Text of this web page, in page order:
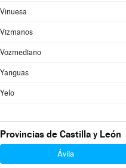
Vinuesa
Vizmanos
Vozmediano
Yanguas
Yelo
Provincias de Castilla y León
Ávila